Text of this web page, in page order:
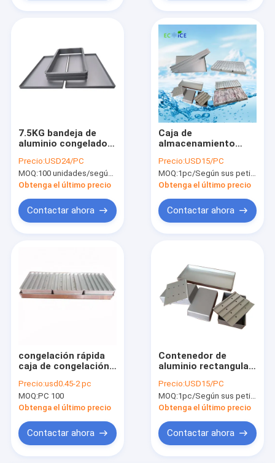
mariscos
7.5KG bandeja de
aluminio congelador
de congelación de
aluminio de molde
congelado bandeja
bandejas de
congelación de placa
Precio:USD24/PC
MOQ:100 unidades/según sus peticiones
Obtenga el último precio
Contactar ahora
Caja de
almacenamiento
aluminio rectangular
de grado alimenticio
Precio:USD15/PC
MOQ:1pc/Según sus peticiones
Obtenga el último precio
Contactar ahora
congelación rápida
caja de congelación
congelados de 2 kg
en aluminio,
congelación rápida
Precio:usd0.45-2 pc
MOQ:PC 100
Obtenga el último precio
Contactar ahora
Contenedor de
aluminio rectangular
ecológico, duradero
y de calidad
alimentaria para el
mariscos
Precio:USD15/PC
MOQ:1pc/Según sus peticiones
Obtenga el último precio
Contactar ahora